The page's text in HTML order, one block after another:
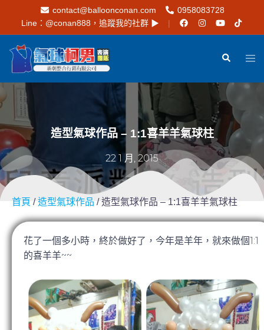
contact@balloonconan.com
0958083728
Line： @conan888 ，追蹤我的社群 ▶︎
造型氣球作品 – 1:1喜羊羊氣球柱
22 1 月, 2015
首頁 /造型氣球作品 / 造型氣球作品 – 1:1喜羊羊氣球柱
花了一個多小時，終於做好了，今年是羊年，就來做個1:1
的喜羊羊~~